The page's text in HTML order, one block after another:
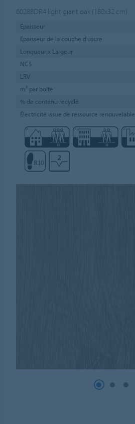
60288DR4 light giant oak (180x32 cm)
Épaisseur
Epaisseur de la couche d'usure
Longueur x Largeur
NCS
LRV
m² par boîte
% de contenu recyclé
Électricité issue de ressource renouvelable